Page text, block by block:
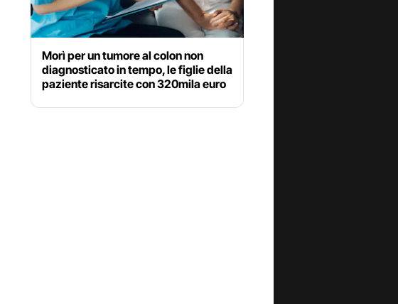
Morì per un tumore al colon non
diagnosticato in tempo, le figlie della
paziente risarcite con 320mila euro